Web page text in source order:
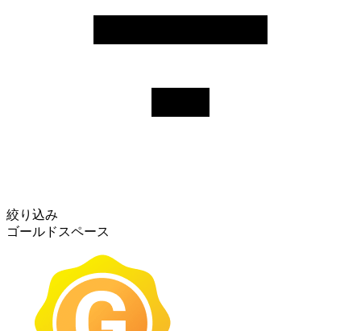
絞り込み
ゴールドスペース